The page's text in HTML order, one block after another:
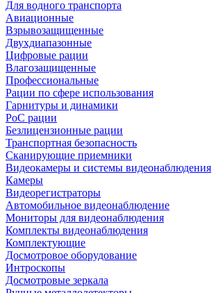
Для водного транспорта
Авиационные
Взрывозащищенные
Двухдиапазонные
Цифровые рации
Влагозащищенные
Профессиональные
Рации по сфере использования
Гарнитуры и динамики
PoC рации
Безлицензионные рации
Транспортная безопасность
Сканирующие приемники
Видеокамеры и системы видеонаблюдения
Камеры
Видеорегистраторы
Автомобильное видеонаблюдение
Мониторы для видеонаблюдения
Комплекты видеонаблюдения
Комплектующие
Досмотровое оборудование
Интроскопы
Досмотровые зеркала